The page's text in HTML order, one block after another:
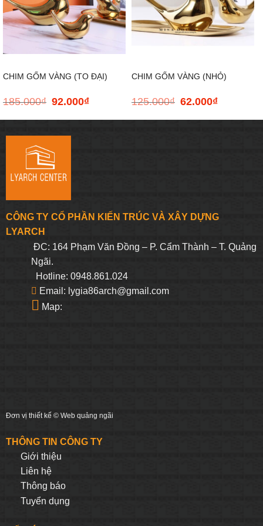
CHIM GỐM VÀNG (TO ĐẠI)
185.000₫ Giá
185.000₫.
92.000₫Giá
CHIM GỐM VÀNG (NHỎ)
125.000₫ Giá
62.000₫Giá
CÔNG TY CỔ PHẦN KIẾN TRÚC VÀ XÂY DỰNG
LYARCH
ĐC: 164 Phạm Văn Đồng – P. Cẩm Thành – T. Quảng
Ngãi.
Hotline: 0948.861.024
Email: lygia86arch@gmail.com
Map:
Đơn vị thiết kế © Web quảng ngãi
THÔNG TIN CÔNG TY
Giới thiệu
Liên hệ
Thông báo
Tuyển dụng